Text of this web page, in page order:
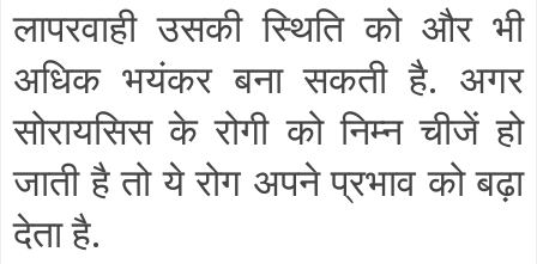
लापरवाही उसकी स्थिति को और भी
अधिक भयंकर बना सकती है. अगर
सोरायसिस के रोगी को निम्न चीजें हो
जाती है तो ये रोग अपने प्रभाव को बढ़ा
देता है.